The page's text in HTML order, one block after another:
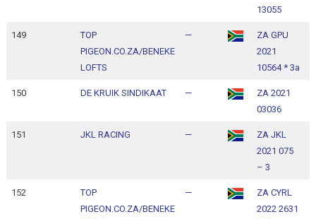
13055
149
TOP
PIGEON.CO.ZA/BENEKE
LOFTS
—
ZA GPU
2021
10564 * 3a
150 DE KRUIK SINDIKAAT —
ZA 2021
03036
151 JKL RACING —
ZA JKL
2021 075
– 3
152
TOP
PIGEON.CO.ZA/BENEKE
—
ZA CYRL
2022 2631